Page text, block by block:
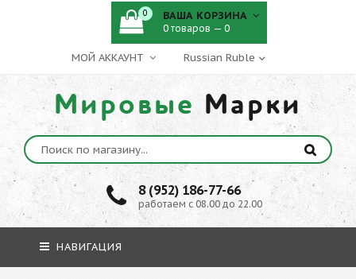
МОЙ АККАУНТ
Мировые Марки
8 (952) 186-77-66
работаем с 08.00 до 22.00
0 ВАША КОРЗИНА
0 товаров — 0
НАВИГАЦИЯ